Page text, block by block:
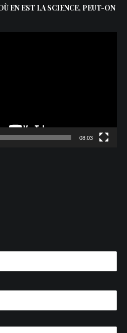
EN EST LA SCIENCE, PEUT-ON
08:03